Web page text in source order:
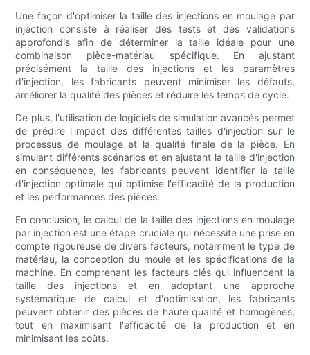
Une façon d'optimiser la taille des injections en moulage par
injection consiste à réaliser des tests et des validations
approfondis afin de déterminer la taille idéale pour une
combinaison pièce-matériau spécifique. En ajustant
précisément la taille des injections et les paramètres
d'injection, les fabricants peuvent minimiser les défauts,
améliorer la qualité des pièces et réduire les temps de cycle.
De plus, l'utilisation de logiciels de simulation avancés permet
de prédire l'impact des différentes tailles d'injection sur le
processus de moulage et la qualité finale de la pièce. En
simulant différents scénarios et en ajustant la taille d'injection
en conséquence, les fabricants peuvent identifier la taille
d'injection optimale qui optimise l'efficacité de la production
et les performances des pièces.
En conclusion, le calcul de la taille des injections en moulage
par injection est une étape cruciale qui nécessite une prise en
compte rigoureuse de divers facteurs, notamment le type de
matériau, la conception du moule et les spécifications de la
machine. En comprenant les facteurs clés qui influencent la
taille des injections et en adoptant une approche
systématique de calcul et d'optimisation, les fabricants
peuvent obtenir des pièces de haute qualité et homogènes,
tout en maximisant l'efficacité de la production et en
minimisant les coûts.